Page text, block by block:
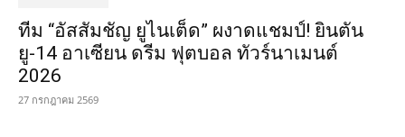
ทีม “อัสสัมชัญ ยูไนเต็ด” ผงาดแชมป์! ยินตัน
ยู-14 อาเซียน ดรีม ฟุตบอล ทัวร์นาเมนต์
2026
27 กรกฎาคม 2569